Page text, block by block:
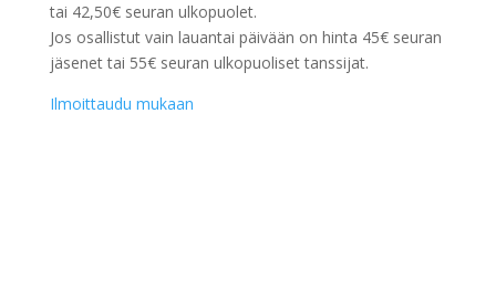
tai 42,50€ seuran ulkopuolet.
Jos osallistut vain lauantai päivään on hinta 45€ seuran
jäsenet tai 55€ seuran ulkopuoliset tanssijat.
Ilmoittaudu mukaan